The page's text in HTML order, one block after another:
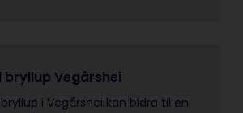
bryllup Vegårshei
i Vegårshei kan bidra til en